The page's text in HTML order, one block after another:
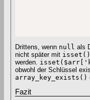
Drittens, wenn null als
nicht später mit isset()
werden.
obwohl der Schlüssel
array_key_exists()
Fazit